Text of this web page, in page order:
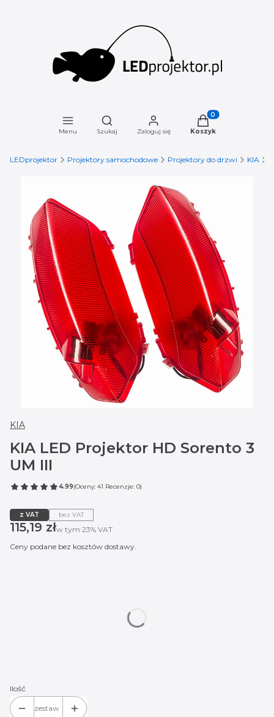
Menu
Otwórz wyszukiwarkę
Szukaj Zaloguj się
Produkty w
Koszyk
LEDprojektor Projektory samochodowe Projektory do drzwi KIA
KIA
KIA LED Projektor HD Sorento 3
UM III
4.99(Oceny: 41 Recenzje: 0)
z VAT bez VAT
Cena
115,19 złw tym 23% VAT
w tym 23% VAT
Ceny podane bez kosztów dostawy.
Ilość
zestaw